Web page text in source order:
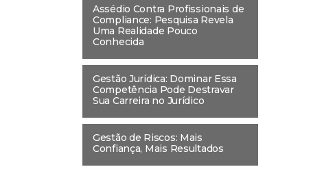
Assédio Contra Profissionais de
Compliance: Pesquisa Revela
Uma Realidade Pouco
Conhecida
Gestão Jurídica: Dominar Essa
Competência Pode Destravar
Sua Carreira no Jurídico
Gestão de Riscos: Mais
Confiança, Mais Resultados